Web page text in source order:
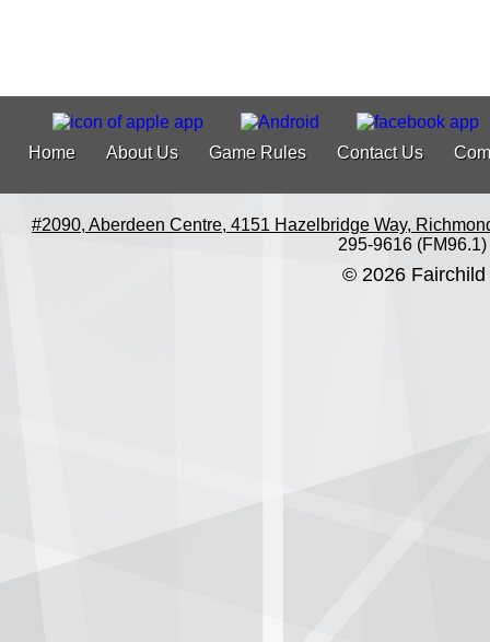
Home About Us Game Rules Contact Us
#2090, Aberdeen Centre, 4151 Hazelbridge Way,
295-9616 (FM96.1)
© 2026 Fairchild